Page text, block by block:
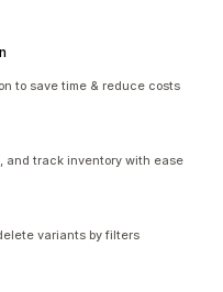
to save time & reduce costs
and track inventory with ease
variants by filters